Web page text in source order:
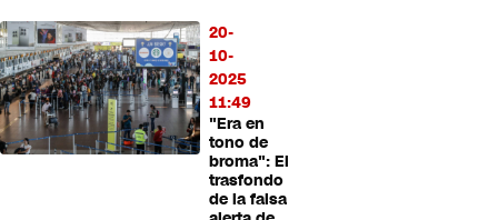
20-
10-
2025
11:49
"Era en
tono de
broma": El
trasfondo
de la falsa